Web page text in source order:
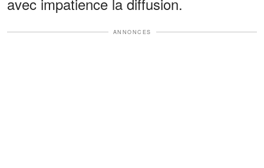
ANNONCES